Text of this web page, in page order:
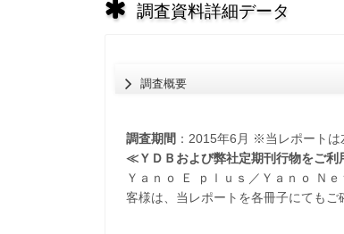
調査資料詳細データ
調査概要
調査期間 ：2015年6月 ※当レポート
≪ＹＤＢおよび弊社定期刊行物をご
Ｙａｎｏ Ｅ ｐｌｕｓ／Ｙａｎｏ Ｎ
客様は、当レポートを各冊子にてもご